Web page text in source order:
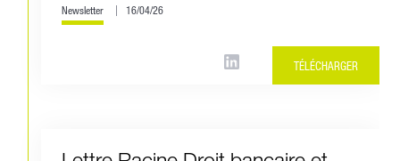
Newsletter 16/04/26
TÉLÉCHARGER